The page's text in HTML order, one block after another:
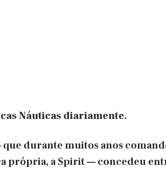
Náuticas diariamente.
durante muitos anos
própria, a Spirit — concedeu